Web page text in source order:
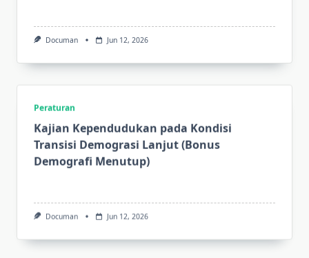
Documan Jun 12, 2026
Peraturan
Kajian Kependudukan pada Kondisi
Transisi Demograsi Lanjut (Bonus
Demografi Menutup)
Documan Jun 12, 2026